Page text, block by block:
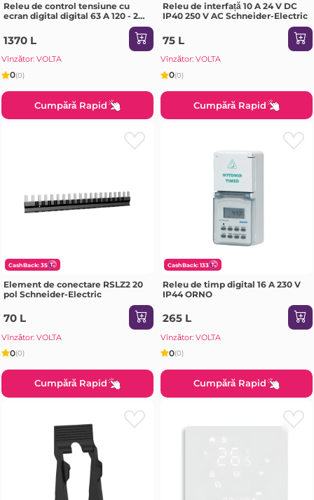
Releu de control tensiune cu
ecran digital digital 63 A 120 - 270
1370 L
Vînzător: VOLTA
0(0)
Cumpără Rapid
Releu de interfață 10 A 24 V DC
IP40 250 V AC Schneider-Electric
75 L
Vînzător: VOLTA
0(0)
Cumpără Rapid
CashBack: 35
Element de conectare RSLZ2 20
pol Schneider-Electric
70 L
Vînzător: VOLTA
0(0)
Cumpără Rapid
CashBack: 133
Releu de timp digital 16 A 230 V
IP44 ORNO
265 L
Vînzător: VOLTA
0(0)
Cumpără Rapid